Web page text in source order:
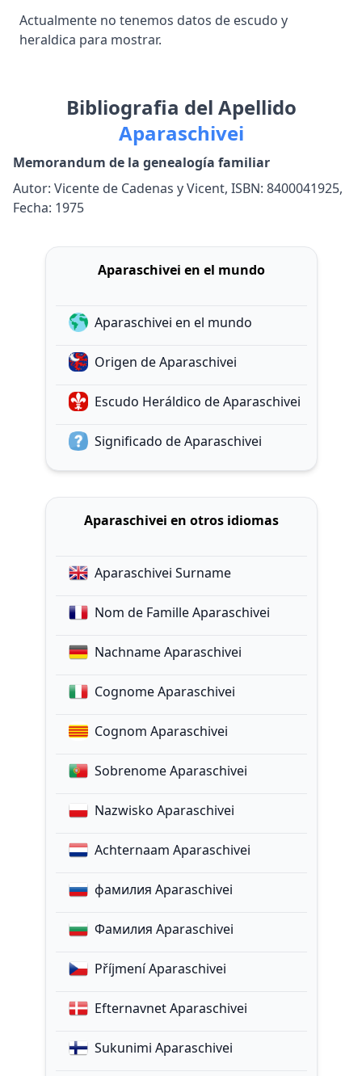
Actualmente no tenemos datos de escudo y
heraldica para mostrar.
Bibliografia del Apellido
Aparaschivei
Memorandum de la genealogía familiar
Autor: Vicente de Cadenas y Vicent, ISBN: 8400041925,
Fecha: 1975
Aparaschivei en el mundo
Aparaschivei en el mundo
Origen de Aparaschivei
Escudo Heráldico de Aparaschivei
Significado de Aparaschivei
Aparaschivei en otros idiomas
Aparaschivei Surname
Nom de Famille Aparaschivei
Nachname Aparaschivei
Cognome Aparaschivei
Cognom Aparaschivei
Sobrenome Aparaschivei
Nazwisko Aparaschivei
Achternaam Aparaschivei
фамилия Aparaschivei
Фамилия Aparaschivei
Příjmení Aparaschivei
Efternavnet Aparaschivei
Sukunimi Aparaschivei